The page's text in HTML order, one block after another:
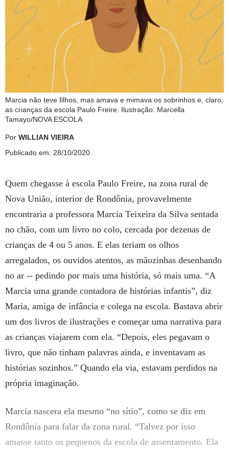
Marcia não teve filhos, mas amava e mimava os sobrinhos e, claro,
as crianças da escola Paulo Freire. Ilustração: Marcella
Tamayo/NOVA ESCOLA
Por WILLIAN VIEIRA
Publicado em: 28/10/2020
Quem chegasse à escola Paulo Freire, na zona rural de
Nova União, interior de Rondônia, provavelmente
encontraria a professora Marcia Teixeira da Silva sentada
no chão, com um livro no colo, cercada por dezenas de
crianças de 4 ou 5 anos. E elas teriam os olhos
arregalados, os ouvidos atentos, as mãozinhas desenhando
no ar -- pedindo por mais uma história, só mais uma. “A
Marcia uma grande contadora de histórias infantis”, diz
Maria, amiga de infância e colega na escola. Bastava abrir
um dos livros de ilustrações e começar uma narrativa para
as crianças viajarem com ela. “Depois, eles pegavam o
livro, que não tinham palavras ainda, e inventavam as
histórias sozinhos.” Quando ela via, estavam perdidos na
própria imaginação.
Marcia nascera ela mesmo “no sítio”, como se diz em
Rondônia para falar da zona rural. “Talvez por isso
amasse tanto os pequenos da escola de assentamento. Ela